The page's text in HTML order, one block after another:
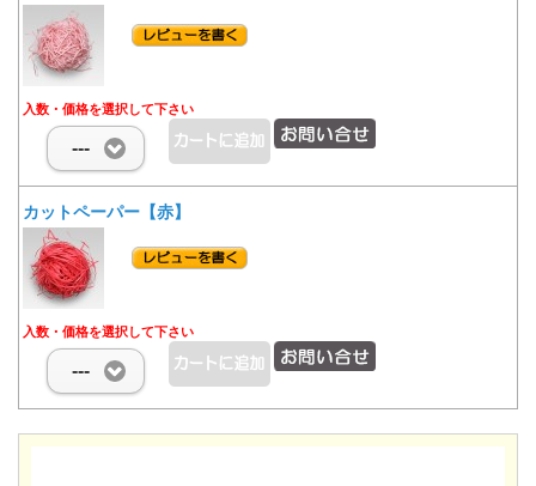
入数・価格を選択して下さい
---
カットペーパー【赤】
入数・価格を選択して下さい
---